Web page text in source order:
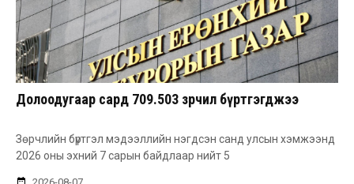
Долоодугаар сард 709.503 зөрчил бүртгэгджээ
Зөрчлийн бүртгэл мэдээллийн нэгдсэн санд улсын хэмжээнд
2026 оны эхний 7 сарын байдлаар нийт 5